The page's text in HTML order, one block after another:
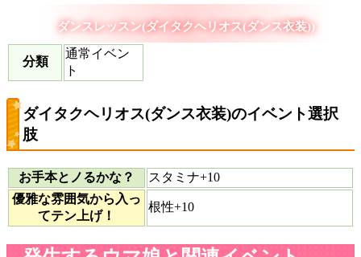
ダンスレッスン(ダイタクヘリオス(ダンス衣装))
分類
通常イベン
ト
ダイタクヘリオス(ダンス衣装)のイベント選択
肢
お手本とノるかな？
スタミナ+10
優雅な雰囲気から入っ
てテン上げ！
根性+10